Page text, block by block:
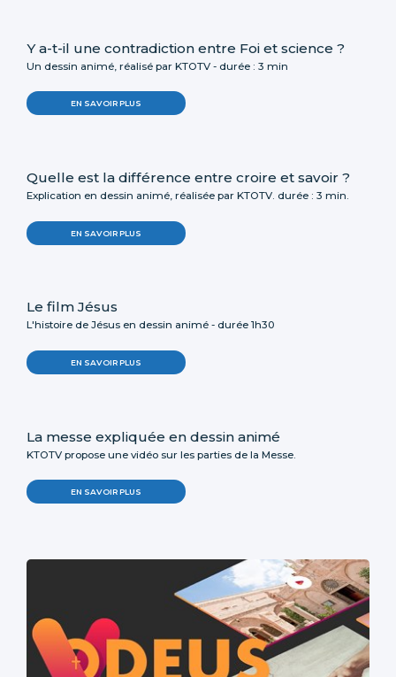
Y a-t-il une contradiction entre Foi et science ?
Un dessin animé, réalisé par KTOTV - durée : 3 min
EN SAVOIR PLUS
Quelle est la différence entre croire et savoir ?
Explication en dessin animé, réalisée par KTOTV. durée : 3 min.
EN SAVOIR PLUS
Le film Jésus
L'histoire de Jésus en dessin animé - durée 1h30
EN SAVOIR PLUS
La messe expliquée en dessin animé
KTOTV propose une vidéo sur les parties de la Messe.
EN SAVOIR PLUS